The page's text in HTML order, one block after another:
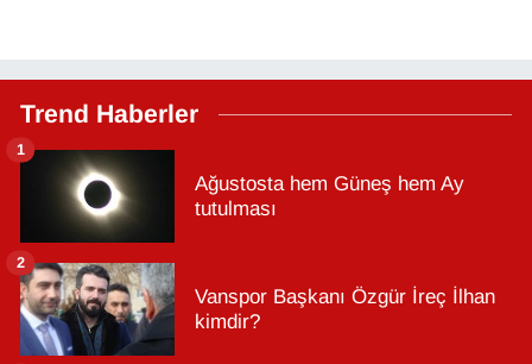
Trend Haberler
Ağustosta hem Güneş hem Ay
tutulması
1
Vanspor Başkanı Özgür İreç İlhan
kimdir?
2